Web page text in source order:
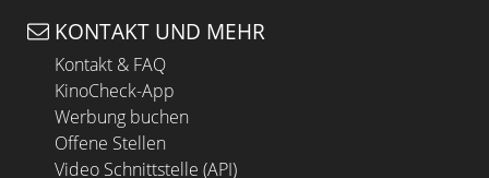
KONTAKT UND MEHR
Kontakt & FAQ
KinoCheck-App
Werbung buchen
Offene Stellen
Video Schnittstelle (API)